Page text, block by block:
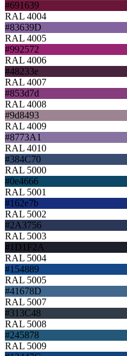
#691639
RAL 4004
#83639D
RAL 4005
#992572
RAL 4006
#48233e
RAL 4007
#853d7d
RAL 4008
#9d8493
RAL 4009
#8773A1
RAL 4010
#384C70
RAL 5000
#0e4666
RAL 5001
#162e7b
RAL 5002
#2A3756
RAL 5003
#1D1F2A
RAL 5004
#154889
RAL 5005
#41678D
RAL 5007
#313C48
RAL 5008
#245878
RAL 5009